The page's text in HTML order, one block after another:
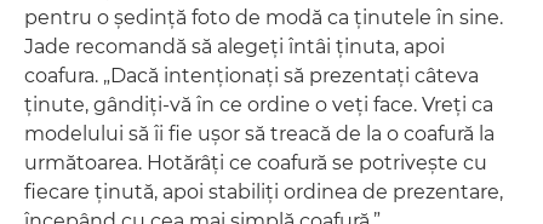
pentru o şedinţă foto de modă ca ţinutele în sine.
Jade recomandă să alegeţi întâi ţinuta, apoi
coafura. „Dacă intenţionaţi să prezentaţi câteva
ţinute, gândiţi-vă în ce ordine o veţi face. Vreţi ca
modelului să îi fie uşor să treacă de la o coafură la
următoarea. Hotărâţi ce coafură se potriveşte cu
fiecare ţinută, apoi stabiliţi ordinea de prezentare,